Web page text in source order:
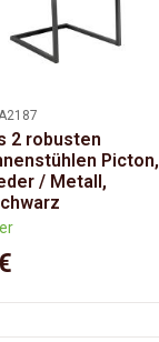
2 robusten
Picton,
/ Metall,